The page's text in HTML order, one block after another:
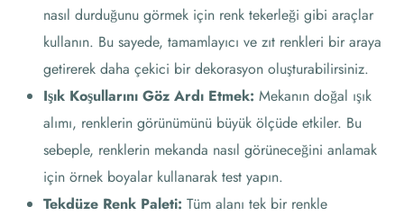
nasıl durduğunu görmek için renk tekerleği gibi araçlar
kullanın. Bu sayede, tamamlayıcı ve zıt renkleri bir araya
getirerek daha çekici bir dekorasyon oluşturabilirsiniz.
Işık Koşullarını Göz Ardı Etmek: Mekanın doğal ışık
alımı, renklerin görünümünü büyük ölçüde etkiler. Bu
sebeple, renklerin mekanda nasıl görüneceğini anlamak
için örnek boyalar kullanarak test yapın.
Tekdüze Renk Paleti: Tüm alanı tek bir renkle